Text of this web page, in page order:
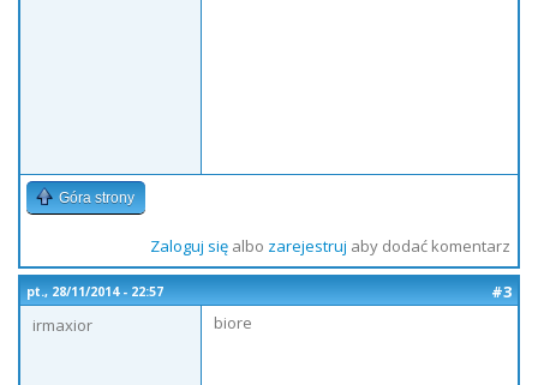
Góra strony
Zaloguj sięalbo zarejestruj aby dodać komentarz
pt., 28/11/2014 - 22:57
#3
irmaxior
biore